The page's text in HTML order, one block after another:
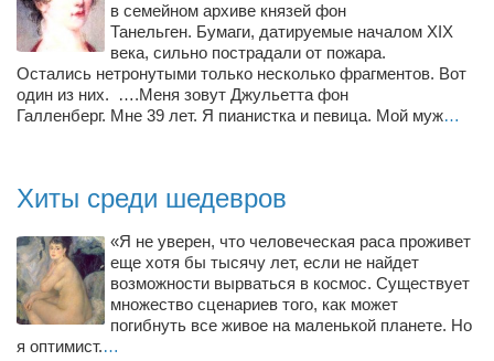
в семейном архиве князей фон
Танельген. Бумаги, датируемые началом XIX
века, сильно пострадали от пожара.
Остались нетронутыми только несколько фрагментов. Вот
один из них. ….Меня зовут Джульетта фон
Галленберг. Мне 39 лет. Я пианистка и певица. Мой муж…
Хиты среди шедевров
«Я не уверен, что человеческая раса проживет
еще хотя бы тысячу лет, если не найдет
возможности вырваться в космос. Существует
множество сценариев того, как может
погибнуть все живое на маленькой планете. Но
я оптимист.…